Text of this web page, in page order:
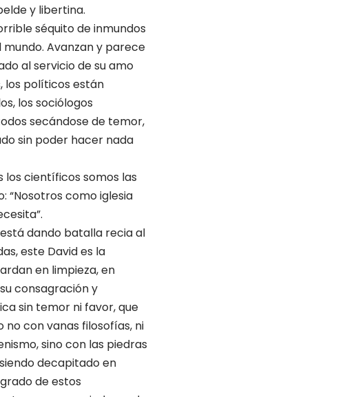
y libertina.
séquito de inmundos
Avanzan y parece
al servicio de su amo
los políticos están
los sociólogos
secándose de temor,
sin poder hacer nada
los científicos somos las
“Nosotros como iglesia
dando batalla recia al
este David es la
en limpieza, en
consagración y
sin temor ni favor, que
con vanas filosofías, ni
sino con las piedras
decapitado en
de estos